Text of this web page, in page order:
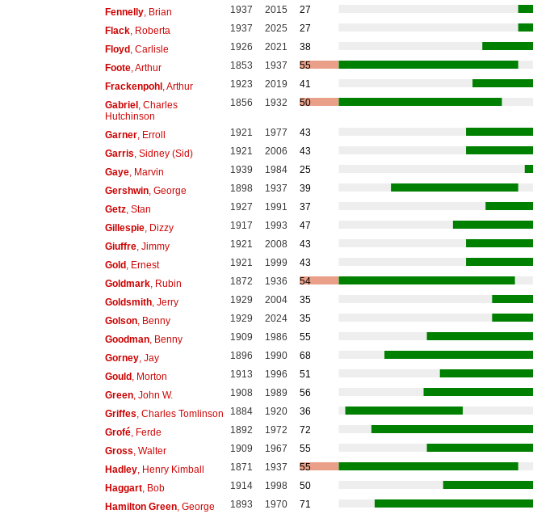
Fennelly, Brian 1937 2015
27
Flack, Roberta 1937 2025
27
Floyd, Carlisle 1926 2021
38
Foote, Arthur 1853 1937
55
Frackenpohl, Arthur 1923 2019
41
Gabriel, Charles
Hutchinson
1856 1932 50
Garner, Erroll 1921 1977
43
Garris , Sidney (Sid) 1921 2006
43
Gaye, Marvin 1939 1984
25
Gershwin, George 1898 1937
39
Getz, Stan 1927 1991
37
Gillespie, Dizzy 1917 1993
47
Giuffre, Jimmy 1921 2008
43
Gold, Ernest 1921 1999
43
Goldmark, Rubin 1872 1936
54
Goldsmith, Jerry 1929 2004
35
Golson, Benny 1929 2024
35
Goodman, Benny 1909 1986
55
Gorney, Jay 1896 1990
68
Gould, Morton 1913 1996
51
Green, John W. 1908 1989
56
Griffes , Charles Tomlinson 1884 1920
36
Grofé, Ferde 1892 1972
72
Gross , Walter 1909 1967
55
Hadley, Henry Kimball 1871 1937
55
Haggart, Bob 1914 1998
50
Hamilton Green, George 1893 1970 71